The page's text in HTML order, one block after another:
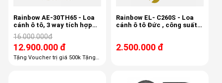
Rainbow AE-30TH65 - Loa
cánh ô tô, 3 way tích hợp
mid-treb , 6.5 inch, 80/150w,
50-22khz, 87db
16.000.000đ
12.900.000 đ
Tặng Voucher trị giá 500k Tặng
Rainbow EL- C260S - Loa
cánh ô tô Đức , công suất
2.500.000 đ